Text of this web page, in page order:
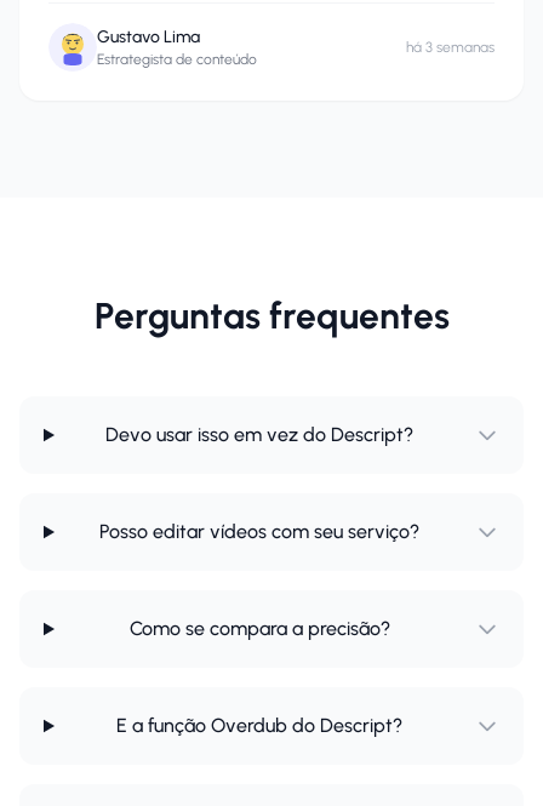
Gustavo Lima
Estrategista de conteúdo
há 3 semanas
Perguntas frequentes
Devo usar isso em vez do Descript?
Posso editar vídeos com seu serviço?
Como se compara a precisão?
E a função Overdub do Descript?